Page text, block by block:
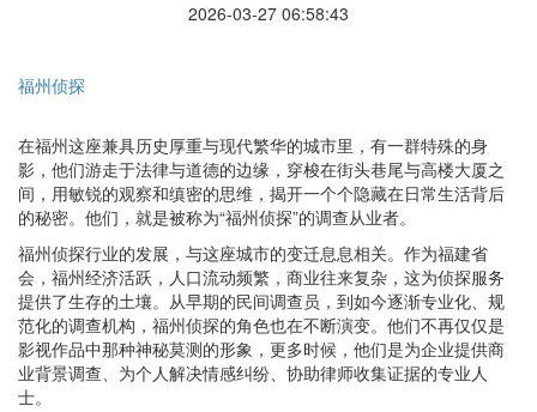
2026-03-27 06:58:43
福州侦探
在福州这座兼具历史厚重与现代繁华的城市里，有一群特殊的身
影，他们游走于法律与道德的边缘，穿梭在街头巷尾与高楼大厦之
间，用敏锐的观察和缜密的思维，揭开一个个隐藏在日常生活背后
的秘密。他们，就是被称为“福州侦探”的调查从业者。
福州侦探行业的发展，与这座城市的变迁息息相关。作为福建省
会，福州经济活跃，人口流动频繁，商业往来复杂，这为侦探服务
提供了生存的土壤。从早期的民间调查员，到如今逐渐专业化、规
范化的调查机构，福州侦探的角色也在不断演变。他们不再仅仅是
影视作品中那种神秘莫测的形象，更多时候，他们是为企业提供商
业背景调查、为个人解决情感纠纷、协助律师收集证据的专业人
士。